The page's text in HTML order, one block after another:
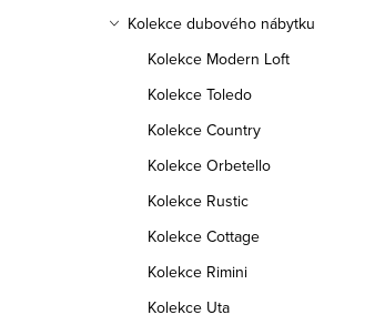
Kolekce dubového nábytku
Kolekce Modern Loft
Kolekce Toledo
Kolekce Country
Kolekce Orbetello
Kolekce Rustic
Kolekce Cottage
Kolekce Rimini
Kolekce Uta